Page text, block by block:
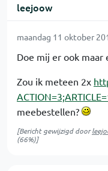
leejoow
maandag 11 oktober
Doe mij er ook maar
Zou ik meteen 2x
meebestellen?
[Bericht gewijzigd door
(66%)]